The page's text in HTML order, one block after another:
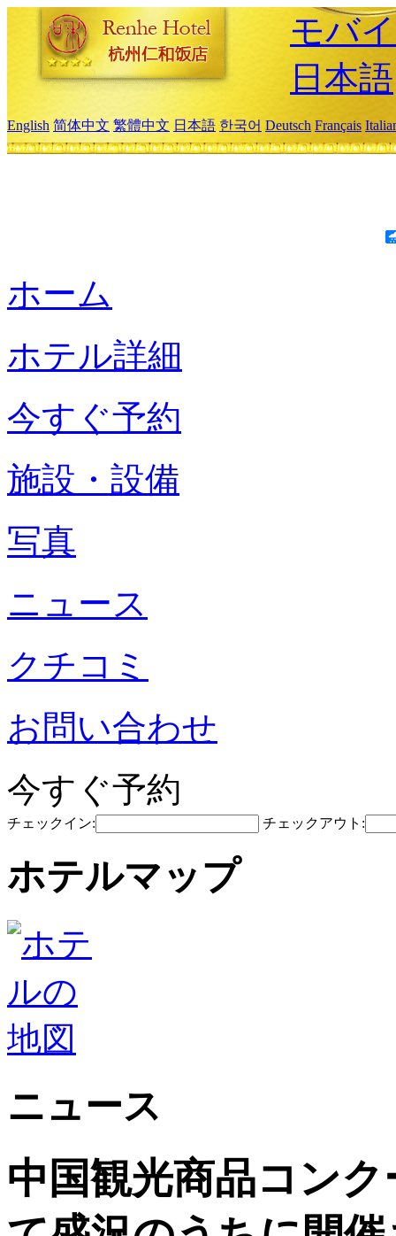
モバ
日本語
English 简体中文 繁體中文 日本語 한국어 Deutsch Français
ホーム
ホテル詳細
今すぐ予約
施設・設備
写真
ニュース
クチコミ
お問い合わせ
今すぐ予約
チェックイン: チェックアウト:
ホテルマップ
ニュース
中国観光商品コン